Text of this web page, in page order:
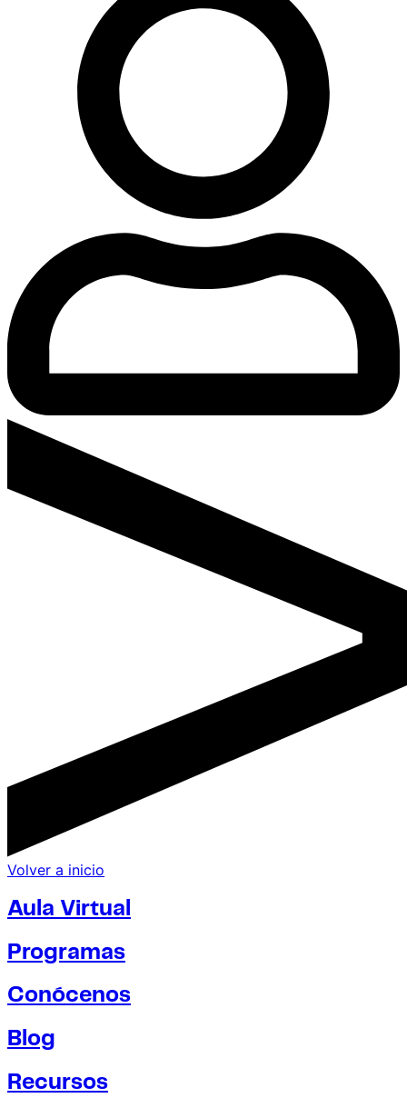
Volver a inicio
Aula Virtual
Programas
Conócenos
Blog
Recursos